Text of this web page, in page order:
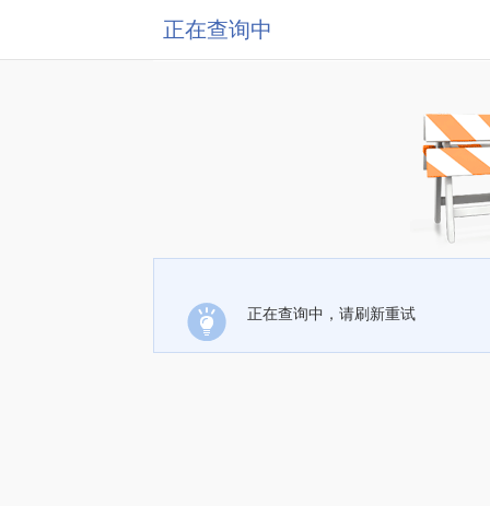
正在查询中
正在查询中，请刷新重试